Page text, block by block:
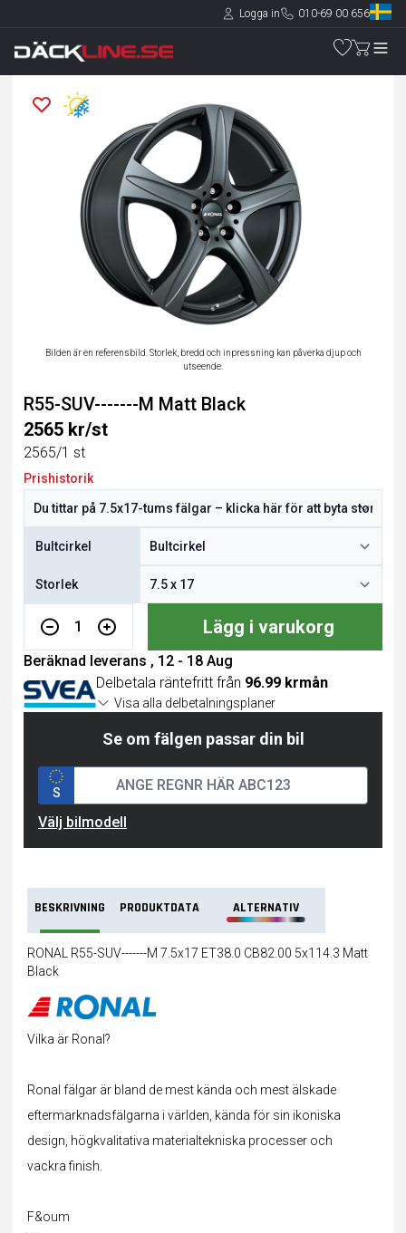
Logga in 010-69 00 656
Bilden är en referensbild. Storlek, bredd och inpressning kan påverka djup och
utseende.
R55-SUV-------M Matt Black
2565 kr/st
2565/1 st
Prishistorik
Bultcirkel
Storlek
1 Lägg i varukorg
Beräknad leverans , 12 - 18 Aug
Delbetala räntefritt från 96.99 krmån
Visa alla delbetalningsplaner
Se om fälgen passar din bil
S
Välj bilmodell
BESKRIVNING PRODUKTDATA ALTERNATIV
RONAL R55-SUV-------M 7.5x17 ET38.0 CB82.00 5x114.3 Matt
Black
Vilka är Ronal?
Ronal fälgar är bland de mest kända och mest älskade
eftermarknadsfälgarna i världen, kända för sin ikoniska
design, högkvalitativa materialtekniska processer och
vackra finish.
F&oum